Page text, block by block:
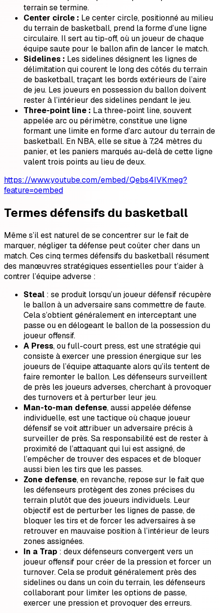
terrain se termine.
Center circle : Le center circle, positionné au milieu
du terrain de basketball, prend la forme d’une ligne
circulaire. Il sert au tip-off, où un joueur de chaque
équipe saute pour le ballon afin de lancer le match.
Sidelines : Les sidelines désignent les lignes de
délimitation qui courent le long des côtés du terrain
de basketball, traçant les bords extérieurs de l’aire
de jeu. Les joueurs en possession du ballon doivent
rester à l’intérieur des sidelines pendant le jeu.
Three-point line : La three-point line, souvent
appelée arc ou périmètre, constitue une ligne
formant une limite en forme d’arc autour du terrain de
basketball. En NBA, elle se situe à 7,24 mètres du
panier, et les paniers marqués au-delà de cette ligne
valent trois points au lieu de deux.
https://www.youtube.com/embed/Qebs4IVKmeg?
feature=oembed
Termes défensifs du basketball
Même s’il est naturel de se concentrer sur le fait de
marquer, négliger ta défense peut coûter cher dans un
match. Ces cinq termes défensifs du basketball résument
des manœuvres stratégiques essentielles pour t’aider à
contrer l’équipe adverse :
Steal : se produit lorsqu’un joueur défensif récupère
le ballon à un adversaire sans commettre de faute.
Cela s’obtient généralement en interceptant une
passe ou en délogeant le ballon de la possession du
joueur offensif.
A Press, ou full-court press, est une stratégie qui
consiste à exercer une pression énergique sur les
joueurs de l’équipe attaquante alors qu’ils tentent de
faire remonter le ballon. Les défenseurs surveillent
de près les joueurs adverses, cherchant à provoquer
des turnovers et à perturber leur jeu.
Man-to-man defense, aussi appelée défense
individuelle, est une tactique où chaque joueur
défensif se voit attribuer un adversaire précis à
surveiller de près. Sa responsabilité est de rester à
proximité de l’attaquant qui lui est assigné, de
l’empêcher de trouver des espaces et de bloquer
aussi bien les tirs que les passes.
Zone defense, en revanche, repose sur le fait que
les défenseurs protègent des zones précises du
terrain plutôt que des joueurs individuels. Leur
objectif est de perturber les lignes de passe, de
bloquer les tirs et de forcer les adversaires à se
retrouver en mauvaise position à l’intérieur de leurs
zones assignées.
In a Trap : deux défenseurs convergent vers un
joueur offensif pour créer de la pression et forcer un
turnover. Cela se produit généralement près des
sidelines ou dans un coin du terrain, les défenseurs
collaborant pour limiter les options de passe,
exercer une pression et provoquer des erreurs.